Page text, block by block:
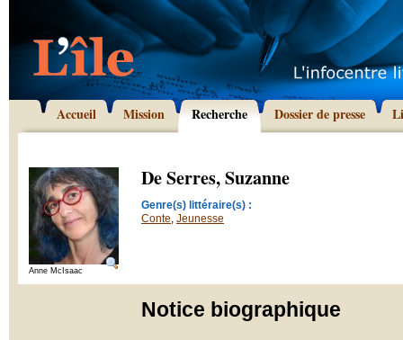
Accueil Mission Recherche Dossier de presse
Anne McIsaac
De Serres, Suzanne
Genre(s) littéraire(s) :
Conte, Jeunesse
Notice biographique